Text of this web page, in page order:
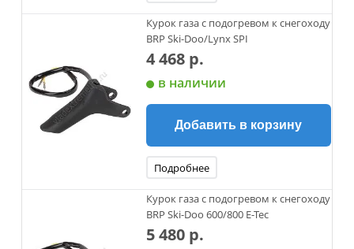
Курок газа c подогревом к снегоходу
BRP Ski-Doo/Lynx SPI
4 468 р.
в наличии
Добавить в корзину
Подробнее
Курок газа c подогревом к снегоходу
BRP Ski-Doo 600/800 E-Tec
5 480 р.